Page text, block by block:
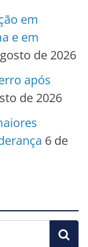
em
e em
de 2026
após
de 2026
6 de